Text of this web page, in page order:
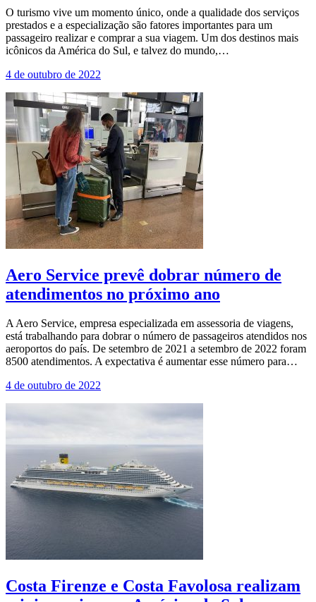
O turismo vive um momento único, onde a qualidade dos serviços
prestados e a especialização são fatores importantes para um
passageiro realizar e comprar a sua viagem. Um dos destinos mais
icônicos da América do Sul, e talvez do mundo,…
4 de outubro de 2022
Aero Service prevê dobrar número de
atendimentos no próximo ano
A Aero Service, empresa especializada em assessoria de viagens,
está trabalhando para dobrar o número de passageiros atendidos nos
aeroportos do país. De setembro de 2021 a setembro de 2022 foram
8500 atendimentos. A expectativa é aumentar esse número para…
4 de outubro de 2022
Costa Firenze e Costa Favolosa realizam